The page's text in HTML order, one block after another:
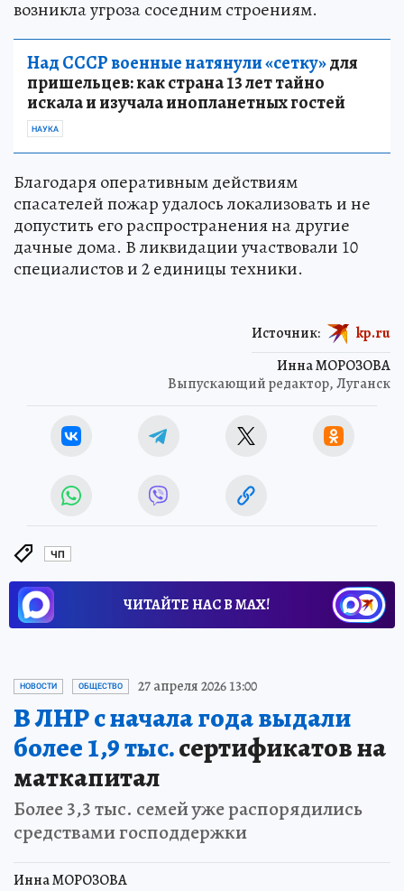
возникла угроза соседним строениям.
Над СССР военные натянули «сетку»для
пришельцев: как страна 13 лет тайно
искала и изучала инопланетных гостей
НАУКА
Благодаря оперативным действиям
спасателей пожар удалось локализовать и не
допустить его распространения на другие
дачные дома. В ликвидации участвовали 10
специалистов и 2 единицы техники.
Инна МОРОЗОВА
Выпускающий редактор, Луганск
Источник: kp.ru
ЧП
ЧИТАЙТЕ НАС В МАХ!
НОВОСТИ ОБЩЕСТВО 27 апреля 2026 13:00
В ЛНР с начала года выдали
более 1,9 тыс.сертификатов на
маткапитал
Более 3,3 тыс. семей уже распорядились
средствами господдержки
Инна МОРОЗОВА